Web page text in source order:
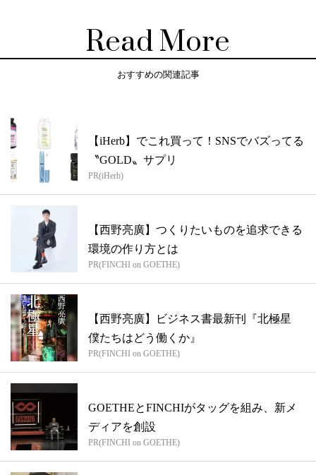
Read More
おすすめの関連記事
【iHerb】でこれ買って！SNSでバズってる
〝GOLD〟サプリ
PR(iHerb)
【西野亮廣】つくりたいものを追求できる
環境の作り方とは
PR(FINCHI on GOETHE)
【西野亮廣】ビジネス書最新刊『北極星
僕たちはどう働くか』
PR(FINCHI on GOETHE)
GOETHEとFINCHIがタッグを組み、新メ
ディアを創設
PR(FINCHI on GOETHE)